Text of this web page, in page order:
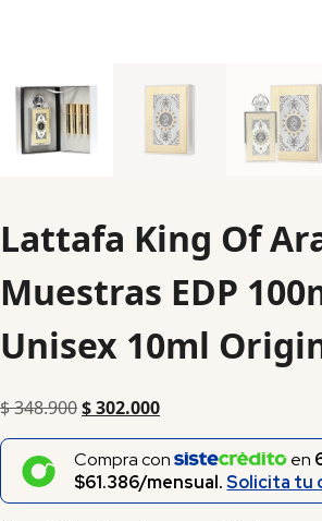
Lattafa King Of
Muestras EDP
Unisex 10ml
$348.900$302.000
Compra con en
$61.386/mensual.Solicita tu